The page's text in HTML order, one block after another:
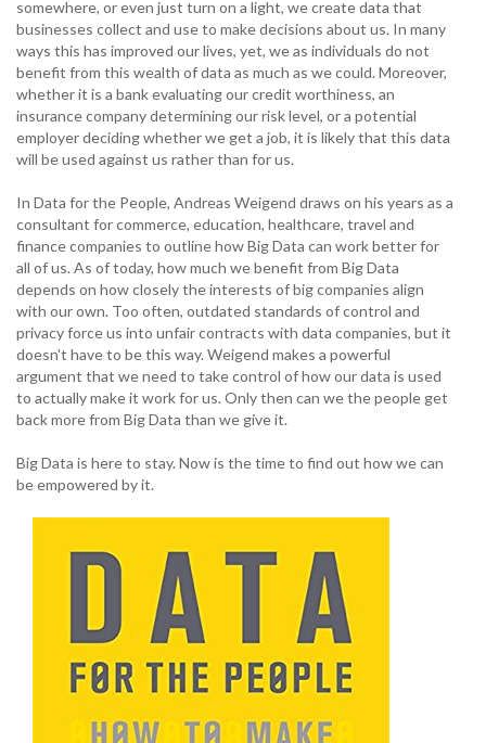
somewhere, or even just turn on a light, we create data that
businesses collect and use to make decisions about us. In many
ways this has improved our lives, yet, we as individuals do not
benefit from this wealth of data as much as we could. Moreover,
whether it is a bank evaluating our credit worthiness, an
insurance company determining our risk level, or a potential
employer deciding whether we get a job, it is likely that this data
will be used against us rather than for us.
In Data for the People, Andreas Weigend draws on his years as a
consultant for commerce, education, healthcare, travel and
finance companies to outline how Big Data can work better for
all of us. As of today, how much we benefit from Big Data
depends on how closely the interests of big companies align
with our own. Too often, outdated standards of control and
privacy force us into unfair contracts with data companies, but it
doesn't have to be this way. Weigend makes a powerful
argument that we need to take control of how our data is used
to actually make it work for us. Only then can we the people get
back more from Big Data than we give it.
Big Data is here to stay. Now is the time to find out how we can
be empowered by it.